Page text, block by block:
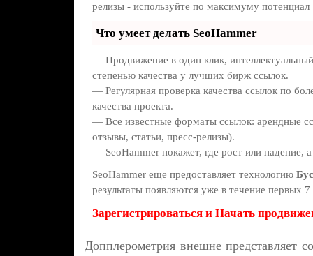
релизы - используйте по максимуму
Что умеет делать SeoHammer
— Продвижение в один клик,
степенью качества у лучших бирж ссылок.
— Регулярная проверка качества ссылок по
качества проекта.
— Все известные форматы ссылок: арендные
отзывы, статьи, пресс-релизы).
— SeoHammer покажет, где рост или падение,
SeoHammer еще предоставляет технологию
результаты появляются уже в течение первых
Зарегистрироваться и Начать
Допплерометрия внешне представляет